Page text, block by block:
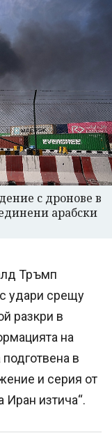
с дронове в
арабски
Тръмп
удари срещу
разкри в
на
в
и серия от
изтича“.